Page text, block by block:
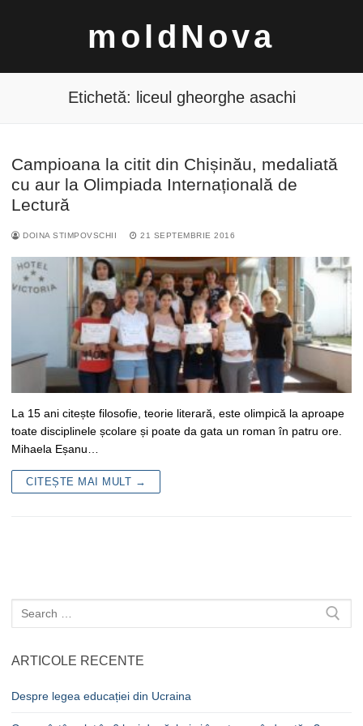
moldNova
Caută
după:
Etichetă: liceul gheorghe asachi
Campioana la citit din Chișinău, medaliată
cu aur la Olimpiada Internațională de
Lectură
DOINA STIMPOVSCHII 21 SEPTEMBRIE 2016
La 15 ani citește filosofie, teorie literară, este olimpică la aproape
toate disciplinele școlare și poate da gata un roman în patru ore.
Mihaela Eșanu…
CITEȘTE MAI MULT →
Caută
după:
ARTICOLE RECENTE
Despre legea educației din Ucraina